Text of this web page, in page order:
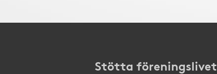
Stötta föreningslivet